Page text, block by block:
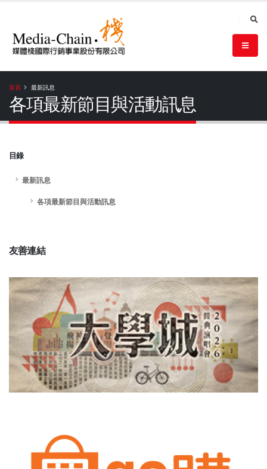
首頁 最新訊息
各項最新節目與活動訊息
目錄
最新訊息
各項最新節目與活動訊息
友善連結